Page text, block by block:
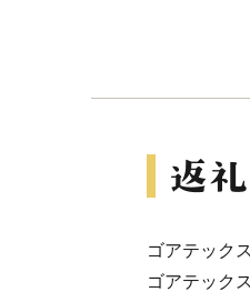
ゴアテック
ゴアテック